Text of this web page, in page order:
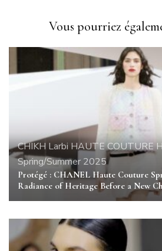
Vous pourriez
CHIKH LarbiHAUTE COUTURE
Spring/Summer 2025
Protégé : CHANEL Haute Couture
Radiance of Heritage Before a New